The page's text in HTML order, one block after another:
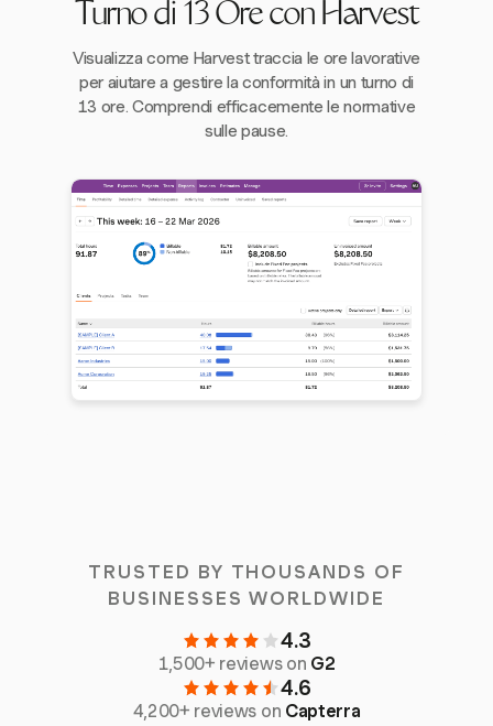
Turno di 13 Ore con Harvest
Visualizza come Harvest traccia le ore lavorative
per aiutare a gestire la conformità in un turno di
13 ore. Comprendi efficacemente le normative
sulle pause.
TRUSTED BY THOUSANDS OF
BUSINESSES WORLDWIDE
4.3
1,500+ reviews on G2
4.6
4,200+ reviews on Capterra